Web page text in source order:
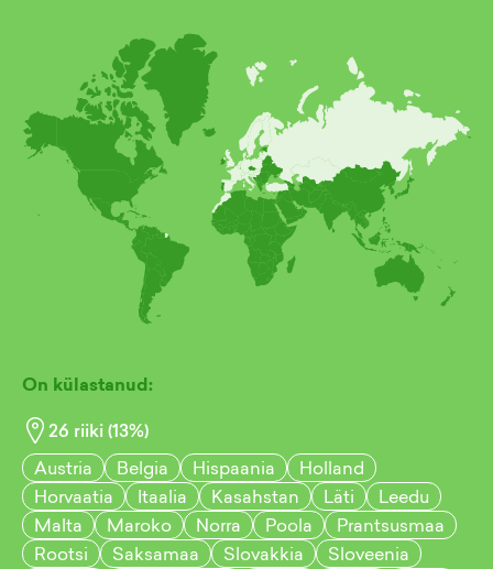
On külastanud:
26 riiki (13%)
Austria
Belgia Hispaania
Holland
Horvaatia
Itaalia Kasahstan Läti
Leedu
Malta
Maroko Norra Poola
Prantsusmaa
Rootsi
Saksamaa Slovakkia
Sloveenia